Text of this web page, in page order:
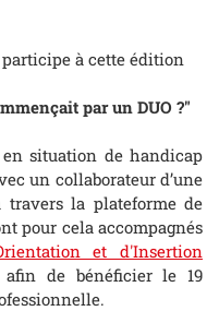
à cette édition
par un DUO ?"
situation de handicap
un collaborateur d’une
la plateforme de
pour cela accompagnés
et d'Insertion
afin de bénéficier le 19